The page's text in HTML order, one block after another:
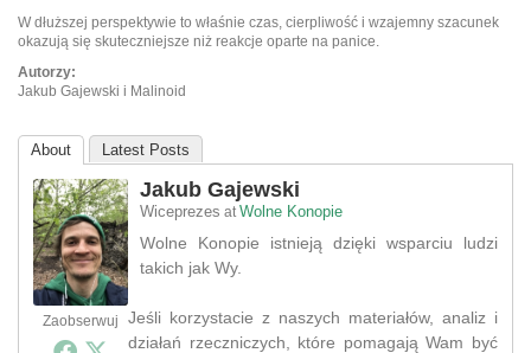
W dłuższej perspektywie to właśnie czas, cierpliwość i wzajemny szacunek
okazują się skuteczniejsze niż reakcje oparte na panice.
Autorzy:
Jakub Gajewski i Malinoid
About Latest Posts
Zaobserwuj
Jakub Gajewski
Wiceprezes at Wolne Konopie
Wolne Konopie istnieją dzięki wsparciu ludzi
takich jak Wy.
Jeśli korzystacie z naszych materiałów, analiz i
działań rzeczniczych, które pomagają Wam być